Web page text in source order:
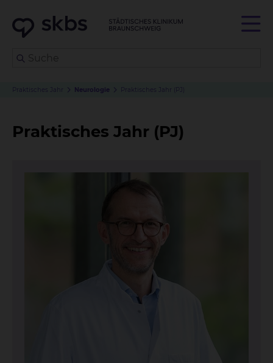
Praktisches Jahr Neurologie Praktisches Jahr (PJ)
Praktisches Jahr (PJ)